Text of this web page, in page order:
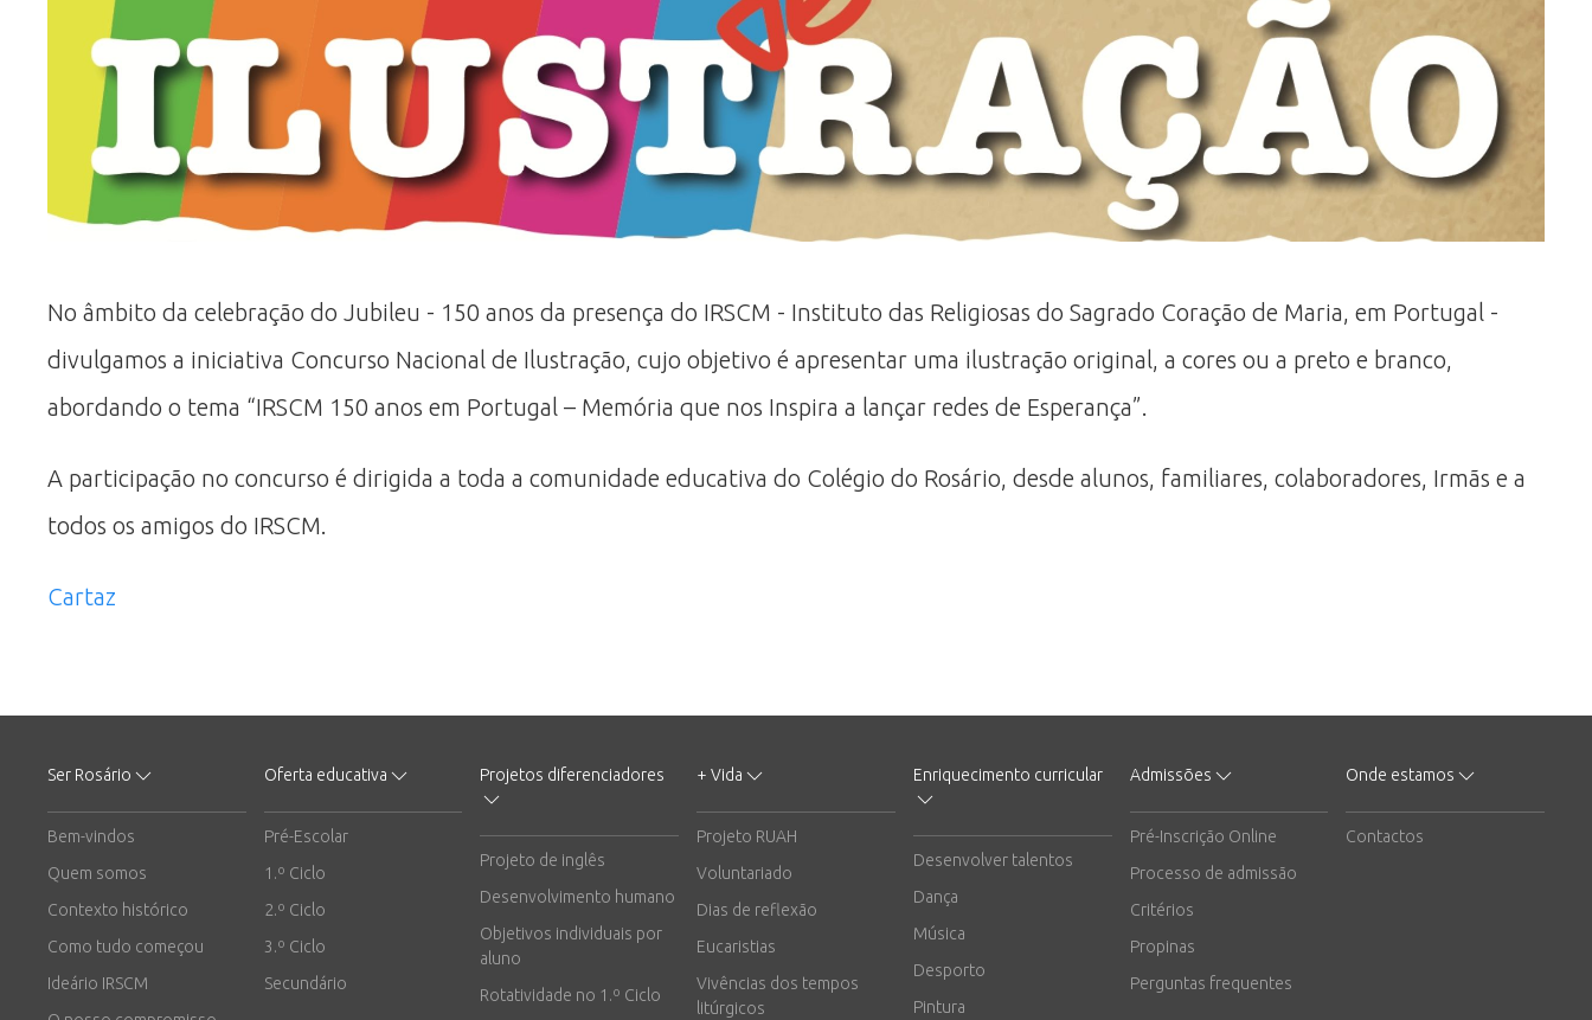
No âmbito da celebração do Jubileu - 150 anos da presença do IRSCM - Instituto das Religiosas do Sagrado Coração de Maria, em Portugal -
divulgamos a iniciativa Concurso Nacional de Ilustração, cujo objetivo é apresentar uma ilustração original, a cores ou a preto e branco,
abordando o tema “IRSCM 150 anos em Portugal – Memória que nos Inspira a lançar redes de Esperança”.
A participação no concurso é dirigida a toda a comunidade educativa do Colégio do Rosário, desde alunos, familiares, colaboradores, Irmãs e a
todos os amigos do IRSCM.
Cartaz
Ser Rosário
Bem-vindos
Quem somos
Contexto histórico
Como tudo começou
Ideário IRSCM
Oferta educativa
Pré-Escolar
1.º Ciclo
2.º Ciclo
3.º Ciclo
Secundário
Projetos diferenciadores
Projeto de inglês
Desenvolvimento humano
Objetivos individuais por
aluno
Rotatividade no 1.º Ciclo
+ Vida
Projeto RUAH
Voluntariado
Dias de reflexão
Eucaristias
Vivências dos tempos
litúrgicos
Enriquecimento curricular
Desenvolver talentos
Dança
Música
Desporto
Pintura
Admissões
Pré-Inscrição Online
Processo de admissão
Critérios
Propinas
Perguntas frequentes
Onde estamos
Contactos